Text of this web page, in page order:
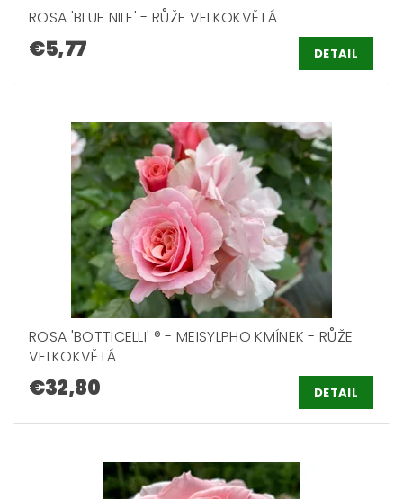
ROSA 'BLUE NILE' - RŮŽE VELKOKVĚTÁ
€5,77 DETAIL
ROSA 'BOTTICELLI' ® - MEISYLPHO KMÍNEK - RŮŽE
VELKOKVĚTÁ
€32,80 DETAIL